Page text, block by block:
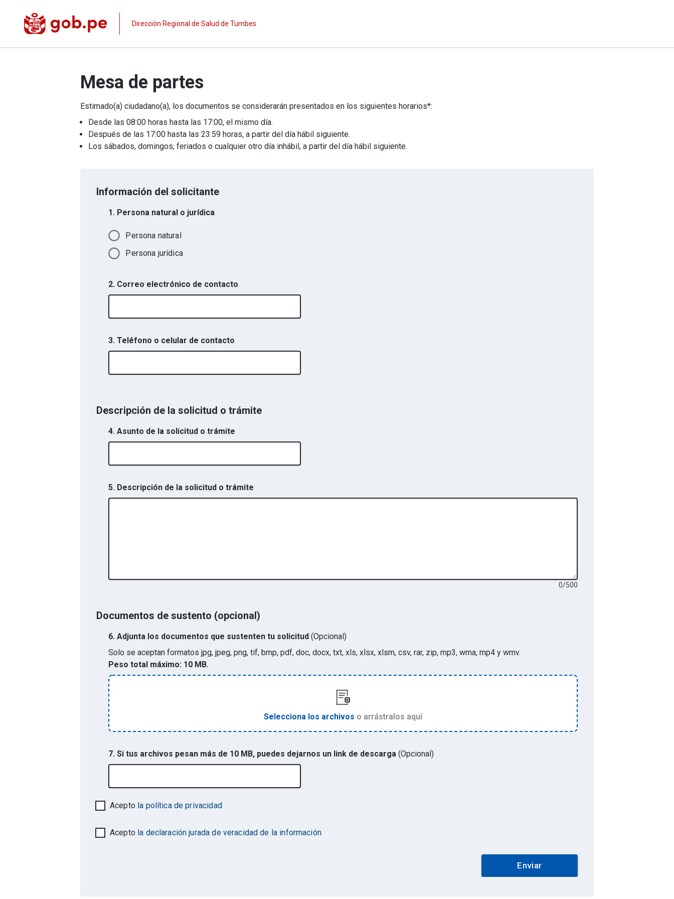
Dirección Regional de Salud de Tumbes
Mesa de partes
Estimado(a) ciudadano(a), los documentos se considerarán presentados en los siguientes horarios*:
Desde las 08:00 horas hasta las 17:00, el mismo día.
Después de las 17:00 hasta las 23:59 horas, a partir del día hábil siguiente.
Los sábados, domingos, feriados o cualquier otro día inhábil, a partir del día hábil siguiente.
Información del solicitante
1. Persona natural o jurídica
Persona natural
Persona jurídica
2. Correo electrónico de contacto
3. Teléfono o celular de contacto
Descripción de la solicitud o trámite
4. Asunto de la solicitud o trámite
5. Descripción de la solicitud o trámite
0/500
Documentos de sustento (opcional)
6. Adjunta los documentos que sustenten tu solicitud (Opcional)
Solo se aceptan formatos jpg, jpeg, png, tif, bmp, pdf, doc, docx, txt, xls, xlsx, xlsm, csv, rar, zip, mp3, wma, mp4 y wmv.
Peso total máximo: 10 MB.
Selecciona los archivos o arrástralos aquí
7. Si tus archivos pesan más de 10 MB, puedes dejarnos un link de descarga (Opcional)
Acepto la política de privacidad
Acepto la declaración jurada de veracidad de la información
Enviar